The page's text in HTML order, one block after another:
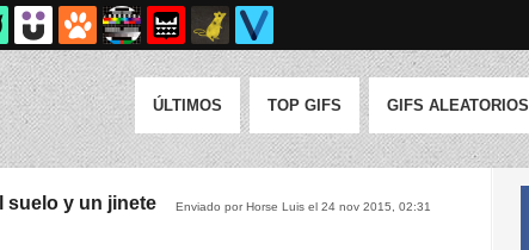
ÚLTIMOS TOP GIFS GIFS ALEATORIOS
Enviado por Horse Luis el 24 nov 2015, 02:31
suelo y un jinete